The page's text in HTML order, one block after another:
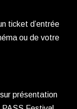
ticket d’entrée
ou de votre
présentation